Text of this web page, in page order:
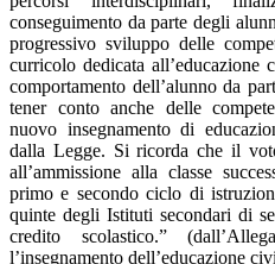
conseguimento da parte degli
progressivo sviluppo delle
curricolo dedicata
comportamento dell’alunno da
tener conto anche delle
nuovo insegnamento di
dalla Legge. Si ricorda che il
all’ammissione alla classe
primo e secondo ciclo di
quinte degli Istituti secondari di
credito scolastico.”
l’insegnamento dell’educazione